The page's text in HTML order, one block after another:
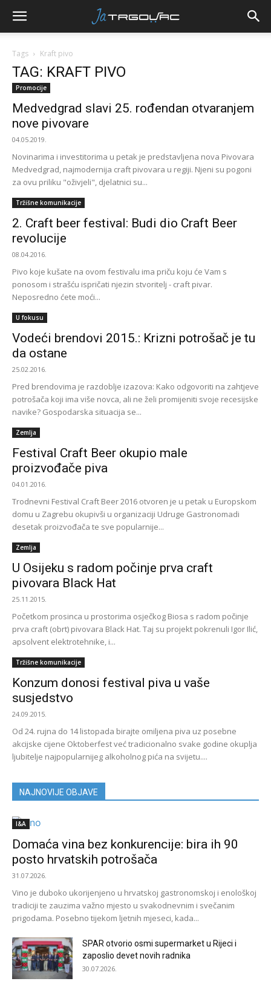
Tags Kraft pivo
TAG: KRAFT PIVO
Promocije
Medvedgrad slavi 25. rođendan otvaranjem
nove pivovare
04.05.2019.
Novinarima i investitorima u petak je predstavljena nova Pivovara
Medvedgrad, najmodernija craft pivovara u regiji. Njeni su pogoni
za ovu priliku "oživjeli", djelatnici su...
Tržišne komunikacije
2. Craft beer festival: Budi dio Craft Beer
revolucije
08.04.2016.
Pivo koje kušate na ovom festivalu ima priču koju će Vam s
ponosom i strašću ispričati njezin stvoritelj - craft pivar.
Neposredno ćete moći...
U fokusu
Vodeći brendovi 2015.: Krizni potrošač je tu
da ostane
25.02.2016.
Pred brendovima je razdoblje izazova: Kako odgovoriti na zahtjeve
potrošača koji ima više novca, ali ne želi promijeniti svoje recesijske
navike? Gospodarska situacija se...
Zemlja
Festival Craft Beer okupio male
proizvođače piva
04.01.2016.
Trodnevni Festival Craft Beer 2016 otvoren je u petak u Europskom
domu u Zagrebu okupivši u organizaciji Udruge Gastronomadi
desetak proizvođača te sve popularnije...
Zemlja
U Osijeku s radom počinje prva craft
pivovara Black Hat
25.11.2015.
Početkom prosinca u prostorima osječkog Biosa s radom počinje
prva craft (obrt) pivovara Black Hat. Taj su projekt pokrenuli Igor Ilić,
apsolvent elektrotehnike, i...
Tržišne komunikacije
Konzum donosi festival piva u vaše
susjedstvo
24.09.2015.
Od 24. rujna do 14 listopada birajte omiljena piva uz posebne
akcijske cijene Oktoberfest već tradicionalno svake godine okuplja
ljubitelje najpopularnijeg alkoholnog pića na svijetu....
NAJNOVIJE OBJAVE
I&A
Domaća vina bez konkurencije: bira ih 90
posto hrvatskih potrošača
31.07.2026.
Vino je duboko ukorijenjeno u hrvatskoj gastronomskoj i enološkoj
tradiciji te zauzima važno mjesto u svakodnevnim i svečanim
prigodama. Posebno tijekom ljetnih mjeseci, kada...
SPAR otvorio osmi supermarket u Rijeci i
zaposlio devet novih radnika
30.07.2026.